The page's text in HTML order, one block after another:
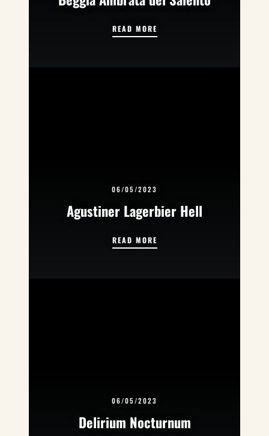
READ MOREBEGGIA AMBRATA DEL
06/05/2023
Agustiner Lagerbier Hell
READ MOREAGUSTINER LAGERBIER HELL
06/05/2023
Delirium Nocturnum